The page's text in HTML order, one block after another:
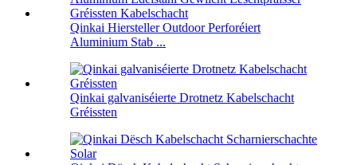
Qinkai Hiersteller Outdoor Perforéiert
Aluminium Stab ...
Qinkai galvaniséierte Drotnetz Kabelschacht
Gréissten